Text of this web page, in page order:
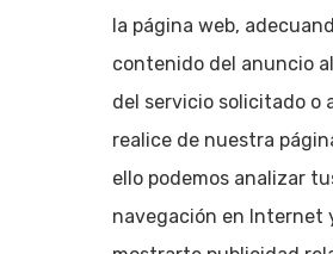
la página web,
contenido del anuncio
del servicio solicitado o
realice de nuestra
ello podemos analizar
navegación en Internet